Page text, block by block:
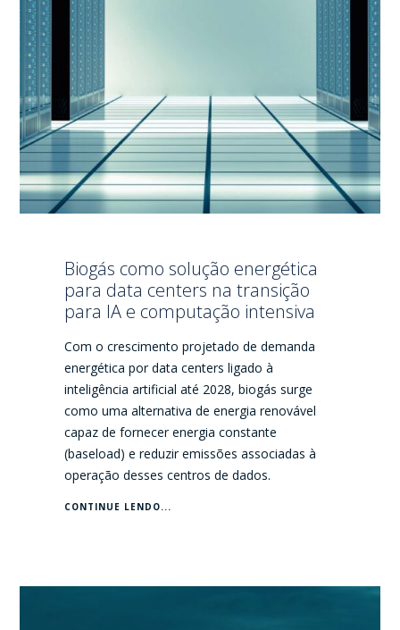
Biogás como solução energética
para data centers na transição
para IA e computação intensiva
Com o crescimento projetado de demanda
energética por data centers ligado à
inteligência artificial até 2028, biogás surge
como uma alternativa de energia renovável
capaz de fornecer energia constante
(baseload) e reduzir emissões associadas à
operação desses centros de dados.
CONTINUE LENDO...